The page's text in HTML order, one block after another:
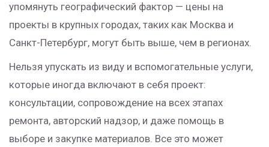
упомянуть географический фактор — цены на
проекты в крупных городах, таких как Москва и
Санкт-Петербург, могут быть выше, чем в регионах.
Нельзя упускать из виду и вспомогательные услуги,
которые иногда включают в себя проект:
консультации, сопровождение на всех этапах
ремонта, авторский надзор, и даже помощь в
выборе и закупке материалов. Все это может